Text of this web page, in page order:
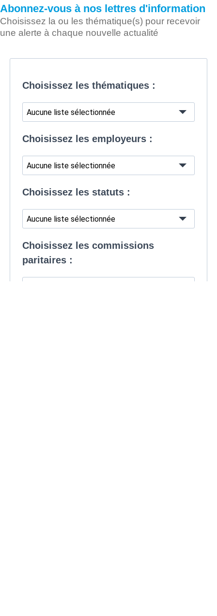
Abonnez-vous à nos lettres d'information
Choisissez la ou les thématique(s) pour recevoir
une alerte à chaque nouvelle actualité